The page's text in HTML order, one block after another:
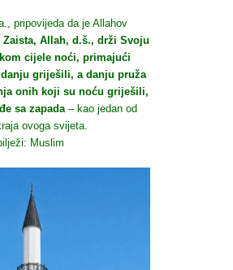
pripovijeda da je Allahov
Zaista, Allah, d.š., drži Svoju
cijele noći, primajući
griješili, a danju pruža
onih koji su noću griješili,
sa zapada– kao jedan od
ovoga svijeta.
Muslim